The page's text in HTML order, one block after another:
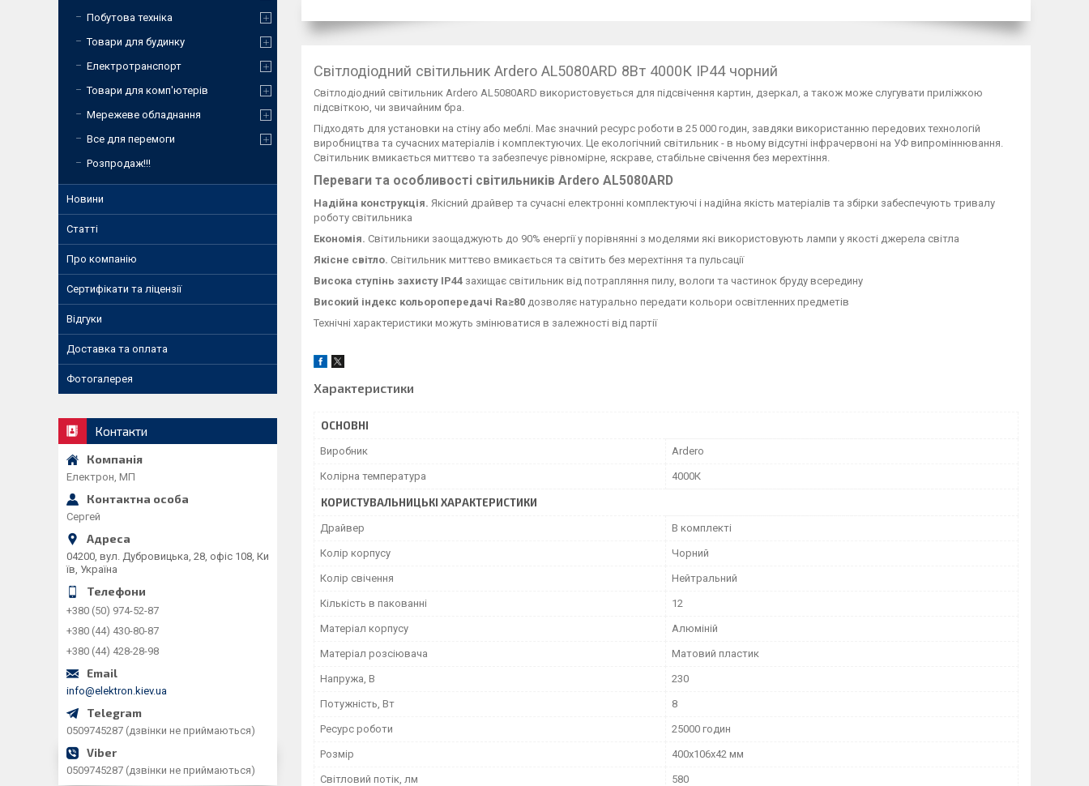
Світлодіодний світильник Ardero AL5080ARD 8Вт 4000К IP44 чорний
Світлодіодний світильник Ardero AL5080ARD використовується для підсвічення картин, дзеркал, а також може слугувати приліжкою
підсвіткою, чи звичайним бра.
Підходять для установки на стіну або меблі. Має значний ресурс роботи в 25 000 годин, завдяки використанню передових технологій
виробництва та сучасних матеріалів і комплектуючих. Це екологічний світильник - в ньому відсутні інфрачервоні на УФ випроміннювання.
Світильник вмикається миттєво та забезпечує рівномірне, яскраве, стабільне свічення без мерехтіння.
Переваги та особливості світильників Ardero AL5080ARD
Надійна конструкція. Якісний драйвер та сучасні електронні комплектуючі і надійна якість матеріалів та збірки забеспечують тривалу
роботу світильника
Економія. Світильники заощаджують до 90% енергії у порівнянні з моделями які використовують лампи у якості джерела світла
Якісне світло. Світильник миттєво вмикається та світить без мерехтіння та пульсації
Висока ступінь захисту IP44 захищає світильник від потрапляння пилу, вологи та частинок бруду всередину
Високий індекс кольоропередачі Ra≥80 дозволяє натурально передати кольори освітленних предметів
Технічні характеристики можуть змінюватися в залежності від партії
Характеристики
ОСНОВНІ
Виробник Ardero
Колірна температура 4000К
КОРИСТУВАЛЬНИЦЬКІ ХАРАКТЕРИСТИКИ
Драйвер В комплекті
Колір корпусу Чорний
Колір свічення Нейтральний
Кількість в пакованні 12
Матеріал корпусу Алюміній
Матеріал розсіювача Матовий пластик
Напружа, В 230
Потужність, Вт 8
Ресурс роботи 25000 годин
Розмір 400x106x42 мм
Світловий потік, лм 580
Побутова техніка
Товари для будинку
Електротранспорт
Товари для комп'ютерів
Мережеве обладнання
Все для перемоги
Розпродаж!!!
Новини
Статті
Про компанію
Сертифікати та ліцензії
Відгуки
Доставка та оплата
Фотогалерея
Контакти
Електрон, МП
Сергей
04200, вул. Дубровицька, 28, офіс 108, Ки
їв, Україна
+380 (50) 974-52-87
+380 (44) 430-80-87
+380 (44) 428-28-98
info@elektron.kiev.ua
0509745287 (дзвінки не приймаються)
0509745287 (дзвінки не приймаються)